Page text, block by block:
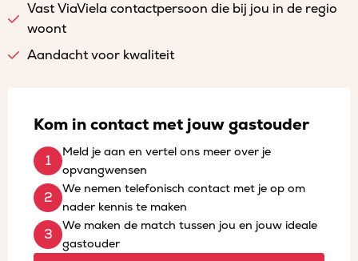
Vast ViaViela contactpersoon die bij jou in de regio
woont
Aandacht voor kwaliteit
Kom in contact met jouw gastouder
Meld je aan en vertel ons meer over je
opvangwensen
We nemen telefonisch contact met je op om
nader kennis te maken
We maken de match tussen jou en jouw ideale
gastouder